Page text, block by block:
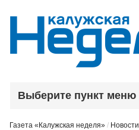
Выберите пункт меню
Газета «Калужская неделя» / Новости